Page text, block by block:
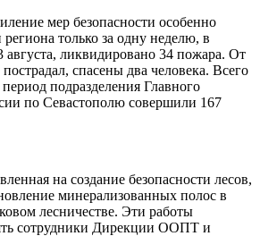
мер безопасности особенно
только за одну неделю, в
ликвидировано 34 пожара. От
спасены два человека. Всего
подразделения Главного
по Севастополю совершили 167
на создание безопасности лесов,
минерализованных полос в
лесничестве. Эти работы
сотрудники Дирекции ООПТ и